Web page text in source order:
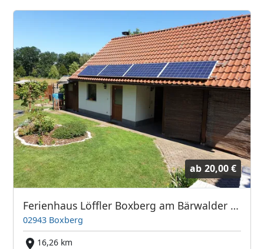
ab 20,00 €
Ferienhaus Löffler Boxberg am Bärwalder See
02943 Boxberg
16,26 km